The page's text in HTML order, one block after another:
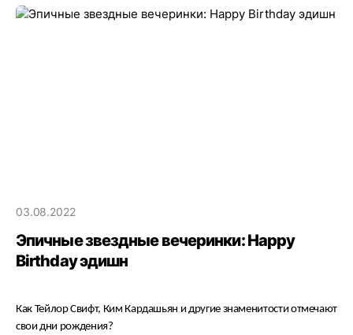
03.08.2022
Эпичные звездные вечеринки: Happy
Birthday эдишн
Как Тейлор Свифт, Ким Кардашьян и другие знаменитости отмечают
свои дни рождения?